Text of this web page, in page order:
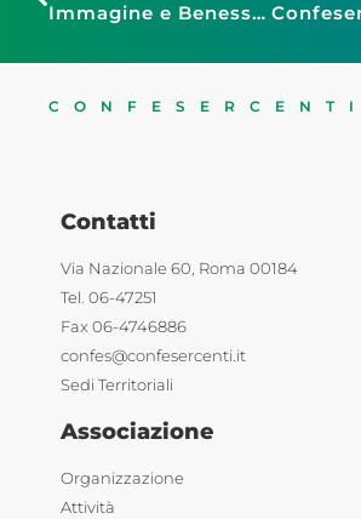
Immagine e Benessere Sicilia: soddisfazione per introduzione prova d’arte
CONFESERCENTI
Contatti
Via Nazionale 60, Roma 00184
Tel. 06-47251
Fax 06-4746886
confes@confesercenti.it
Sedi Territoriali
Associazione
Organizzazione
Attività